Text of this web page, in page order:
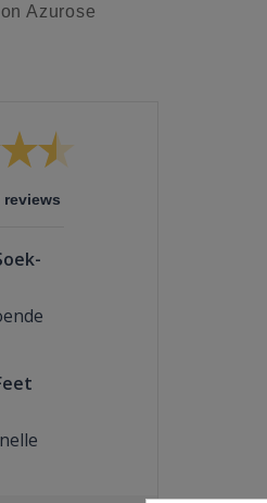
Azurose
reviews